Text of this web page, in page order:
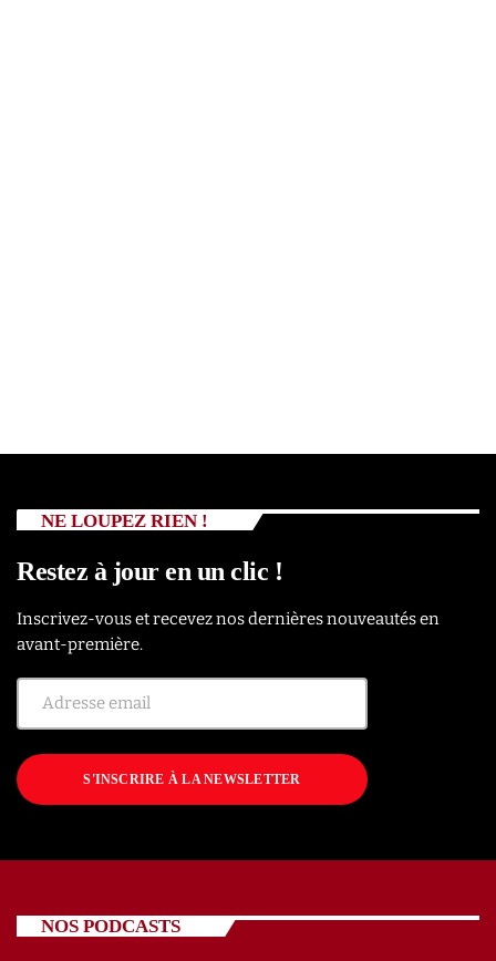
NE LOUPEZ RIEN !
Restez à jour en un clic !
Inscrivez-vous et recevez nos dernières nouveautés en
avant-première.
S'INSCRIRE À LA NEWSLETTER
NOS PODCASTS